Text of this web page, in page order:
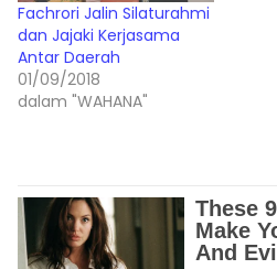
Fachrori Jalin Silaturahmi
dan Jajaki Kerjasama
Antar Daerah
01/09/2018
dalam "WAHANA"